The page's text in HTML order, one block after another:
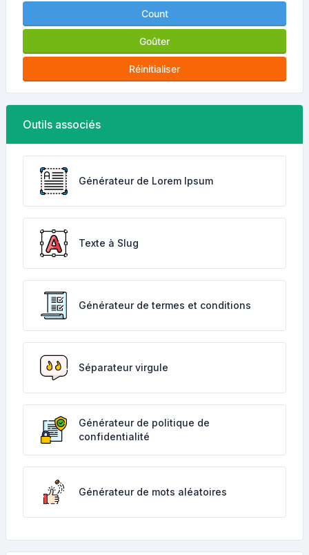
Count
Goûter
Réinitialiser
Outils associés
Générateur de Lorem Ipsum
Texte à Slug
Générateur de termes et conditions
Séparateur virgule
Générateur de politique de
confidentialité
Générateur de mots aléatoires